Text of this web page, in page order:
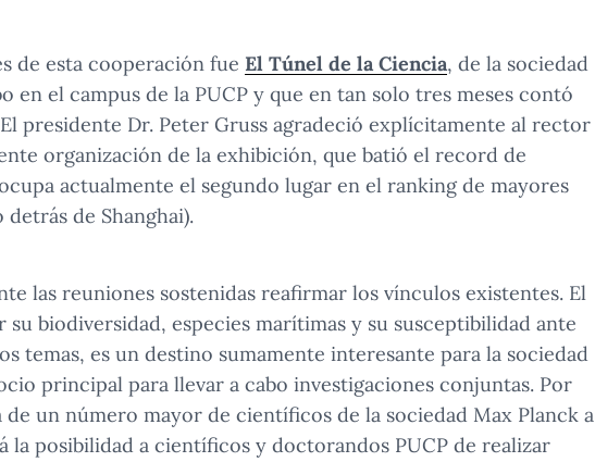
de esta cooperación fue El Túnel de la Ciencia, de la sociedad
en el campus de la PUCP y que en tan solo tres meses contó
presidente Dr. Peter Gruss agradeció explícitamente al rector
organización de la exhibición, que batió el record de
actualmente el segundo lugar en el ranking de mayores
de Shanghai).
las reuniones sostenidas reafirmar los vínculos existentes. El
su biodiversidad, especies marítimas y su susceptibilidad ante
temas, es un destino sumamente interesante para la sociedad
principal para llevar a cabo investigaciones conjuntas. Por
de un número mayor de científicos de la sociedad Max Planck a
la posibilidad a científicos y doctorandos PUCP de realizar